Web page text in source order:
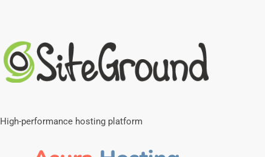
High-performance hosting platform